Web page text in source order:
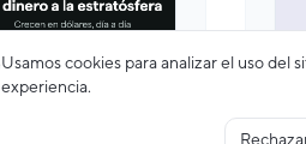
Usamos cookies para analizar el uso del
experiencia.